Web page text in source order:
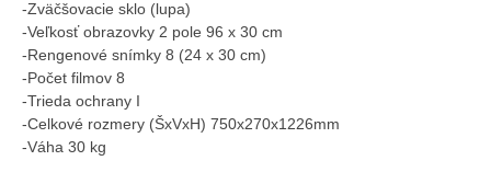
-Zväčšovacie sklo (lupa)
-Veľkosť obrazovky 2 pole 96 x 30 cm
-Rengenové snímky 8 (24 x 30 cm)
-Počet filmov 8
-Trieda ochrany I
-Celkové rozmery (ŠxVxH) 750x270x1226mm
-Váha 30 kg